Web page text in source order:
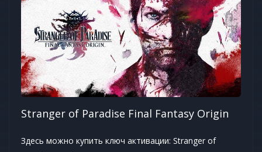
Stranger of Paradise Final Fantasy Origin
Здесь можно купить ключ активации: Stranger of